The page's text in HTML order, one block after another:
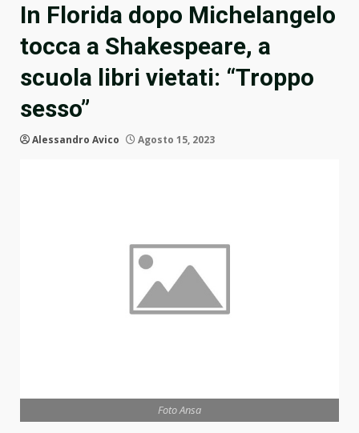
In Florida dopo Michelangelo
tocca a Shakespeare, a
scuola libri vietati: “Troppo
sesso”
Alessandro Avico Agosto 15, 2023
Foto Ansa